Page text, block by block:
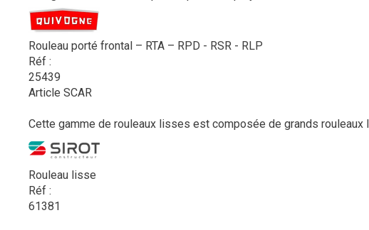
Rouleau porté frontal – RTA – RPD - RSR - RLP
Réf :
25439
Article SCAR
Cette gamme de rouleaux lisses est composée de grands
Rouleau lisse
Réf :
61381